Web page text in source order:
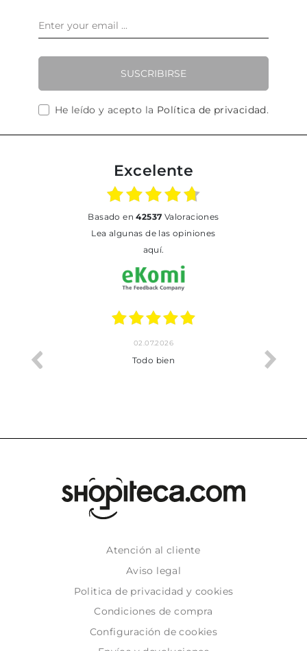
SUSCRIBIRSE
He leído y acepto la Política de privacidad.
Excelente
basado en42537 Valoraciones
Lea algunas de las opiniones
aquí.
02.07.2026
Todo bien
Atención al cliente
Aviso legal
Politica de privacidad y cookies
Condiciones de compra
Configuración de cookies